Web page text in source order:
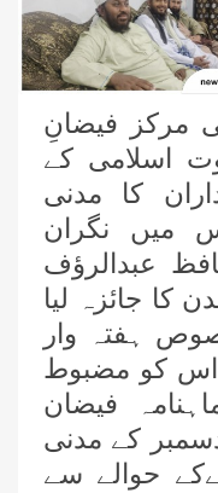
مدنی مرکز فیضانِ
اسلامی کے
کا مدنی
میں نگران
عبدالرؤف
کا جائزہ لیا
ہفتہ وار
اس کو مضبوط
فیضان
کے مدنی
حوالے سے